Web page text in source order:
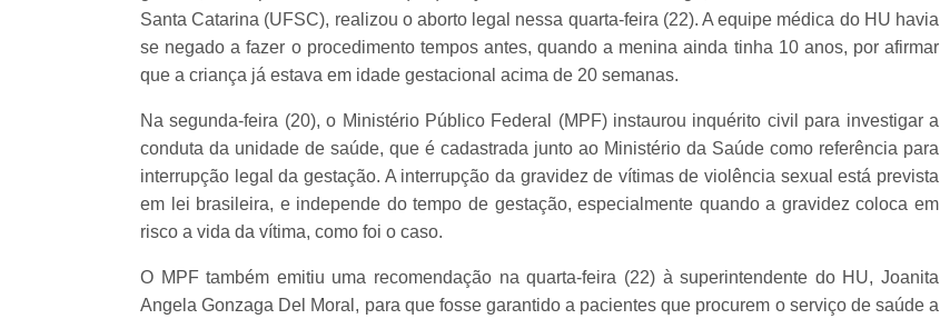
Santa Catarina (UFSC), realizou o aborto legal nessa quarta-feira (22). A equipe médica do HU havia
se negado a fazer o procedimento tempos antes, quando a menina ainda tinha 10 anos, por afirmar
que a criança já estava em idade gestacional acima de 20 semanas.
Na segunda-feira (20), o Ministério Público Federal (MPF) instaurou inquérito civil para investigar a
conduta da unidade de saúde, que é cadastrada junto ao Ministério da Saúde como referência para
interrupção legal da gestação. A interrupção da gravidez de vítimas de violência sexual está prevista
em lei brasileira, e independe do tempo de gestação, especialmente quando a gravidez coloca em
risco a vida da vítima, como foi o caso.
O MPF também emitiu uma recomendação na quarta-feira (22) à superintendente do HU, Joanita
Angela Gonzaga Del Moral, para que fosse garantido a pacientes que procurem o serviço de saúde a